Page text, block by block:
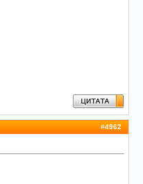
#4962